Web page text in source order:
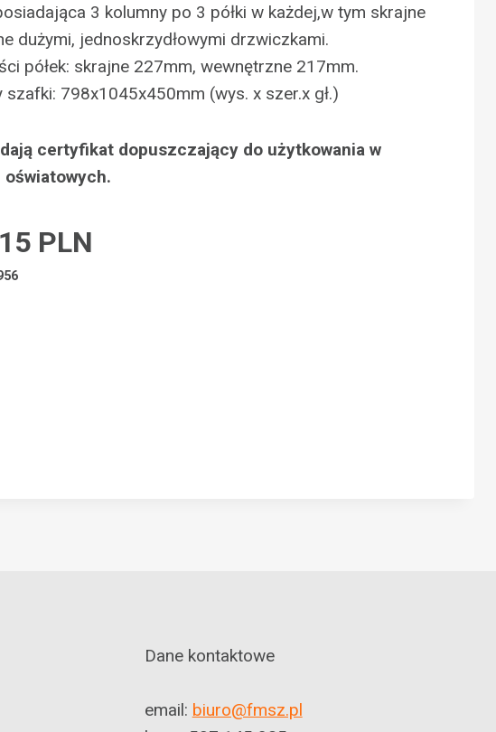
3 kolumny po 3 półki w każdej,w tym skrajne
dużymi, jednoskrzydłowymi drzwiczkami.
półek: skrajne 227mm, wewnętrzne 217mm.
szafki: 798x1045x450mm (wys. x szer.x gł.)
certyfikat dopuszczający do użytkowania w
PLN
Dane kontaktowe
email: biuro@fmsz.pl